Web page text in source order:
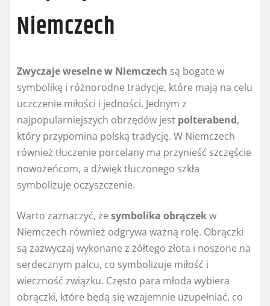
Niemczech
Zwyczaje weselne w Niemczech są bogate w
symbolikę i różnorodne tradycje, które mają na celu
uczczenie miłości i jedności. Jednym z
najpopularniejszych obrzędów jest polterabend,
który przypomina polską tradycję. W Niemczech
również tłuczenie porcelany ma przynieść szczęście
nowożeńcom, a dźwięk tłuczonego szkła
symbolizuje oczyszczenie.
Warto zaznaczyć, że symbolika obrączekw
Niemczech również odgrywa ważną rolę. Obrączki
są zazwyczaj wykonane z żółtego złota i noszone na
serdecznym palcu, co symbolizuje miłość i
wieczność związku. Często para młoda wybiera
obrączki, które będą się wzajemnie uzupełniać, co